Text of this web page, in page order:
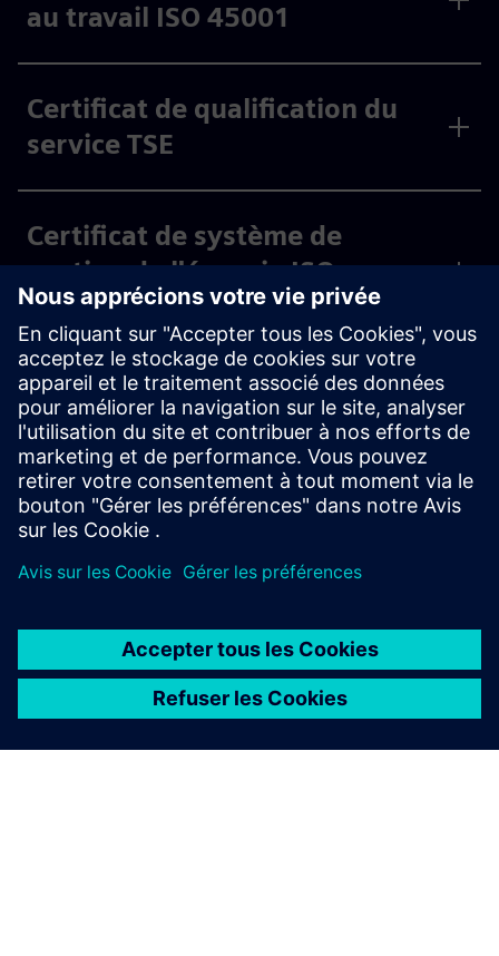
au travail ISO 45001
Certificat de qualification du
service TSE
Certificat de système de
gestion de l'énergie ISO
50001:2018
Certificat de gestion de la
Security de l'information ISO
27001